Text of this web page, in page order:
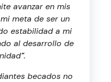
avanzar en mis
meta de ser un
estabilidad a mi
al desarrollo de
".
becados no